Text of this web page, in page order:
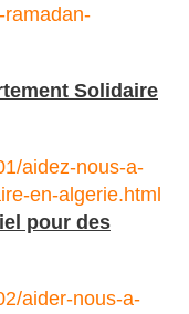
ramadan-
Solidaire
aidez-nous-a-
en-algerie.html
pour des
aider-nous-a-